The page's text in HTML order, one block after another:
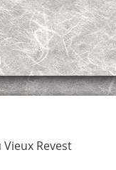
Revest